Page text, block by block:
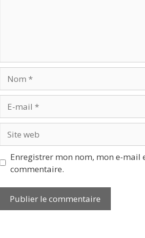
mail
web
Enregistrer mon nom, mon e-
commentaire.